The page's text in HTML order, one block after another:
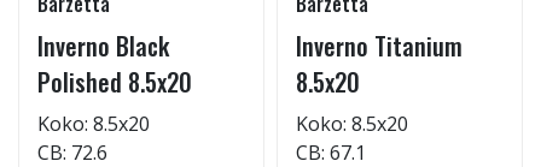
Inverno Black
Polished 8.5x20
Koko: 8.5x20
CB: 72.6
Inverno Titanium
8.5x20
Koko: 8.5x20
CB: 67.1